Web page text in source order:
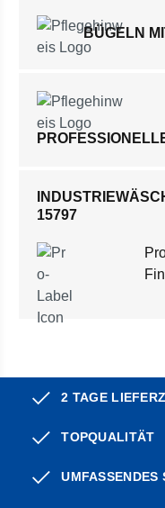
BÜGELN
15797
2 TAGE
TOPQUALITÄT
UMFASSENDES